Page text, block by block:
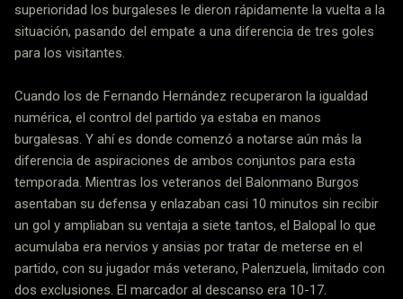
superioridad los burgaleses le dieron rápidamente la vuelta a la
situación, pasando del empate a una diferencia de tres goles
para los visitantes.
Cuando los de Fernando Hernández recuperaron la igualdad
numérica, el control del partido ya estaba en manos
burgalesas. Y ahí es donde comenzó a notarse aún más la
diferencia de aspiraciones de ambos conjuntos para esta
temporada. Mientras los veteranos del Balonmano Burgos
asentaban su defensa y enlazaban casi 10 minutos sin recibir
un gol y ampliaban su ventaja a siete tantos, el Balopal lo que
acumulaba era nervios y ansias por tratar de meterse en el
partido, con su jugador más veterano, Palenzuela, limitado con
dos exclusiones. El marcador al descanso era 10-17.